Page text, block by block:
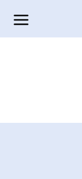
para
o